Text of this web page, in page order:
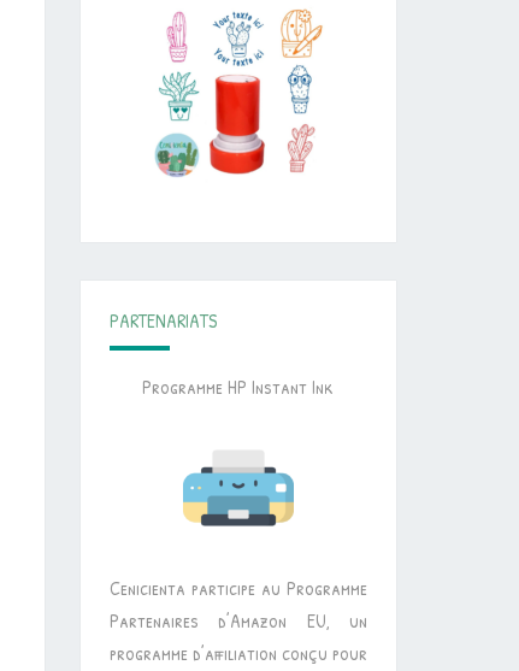
PARTENARIATS
Programme HP Instant Ink
Cenicienta participe au Programme
Partenaires d’Amazon EU, un
programme d’affiliation conçu pour